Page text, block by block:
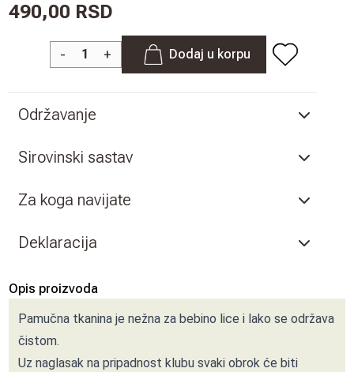
490,00 RSD
- + Dodaj u korpu
Održavanje
Sirovinski sastav
Za koga navijate
Deklaracija
Opis proizvoda
Pamučna tkanina je nežna za bebino lice i lako se održava
čistom.
Uz naglasak na pripadnost klubu svaki obrok će biti